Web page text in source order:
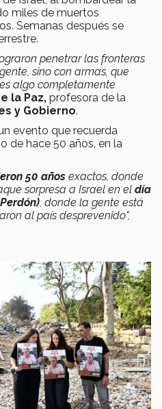
miles de muertos
Semanas después se
penetrar las fronteras
sino con armas, que
algo completamente
la Paz, profesora de la
y Gobierno.
evento que recuerda
de hace 50 años, en la
50 años exactos, donde
sorpresa a Israel en el día
, donde la gente está
al país desprevenido",